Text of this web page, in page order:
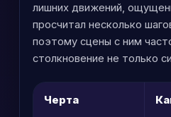
лишних движений,
просчитал несколько
поэтому сцены с ним
столкновение не только
Черта